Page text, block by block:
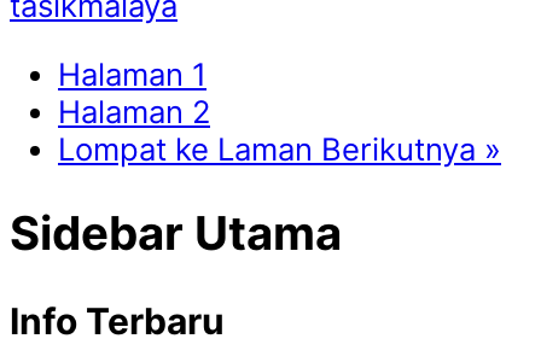
Halaman 1
Halaman 2
Lompat ke Laman Berikutnya »
Sidebar Utama
Info Terbaru